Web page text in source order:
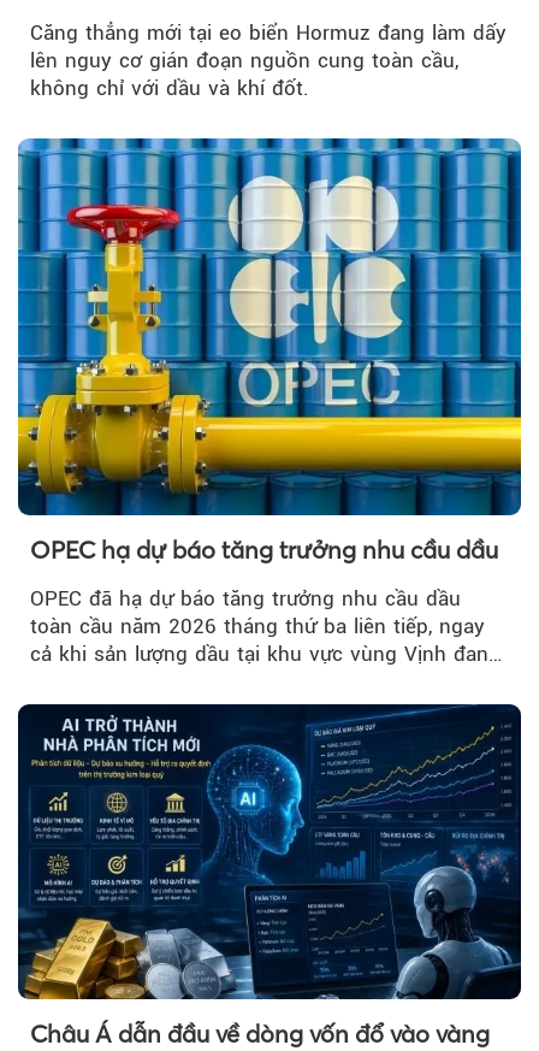
Căng thẳng mới tại eo biển Hormuz đang làm dấy
lên nguy cơ gián đoạn nguồn cung toàn cầu,
không chỉ với dầu và khí đốt.
OPEC hạ dự báo tăng trưởng nhu cầu dầu
OPEC đã hạ dự báo tăng trưởng nhu cầu dầu
toàn cầu năm 2026 tháng thứ ba liên tiếp, ngay
cả khi sản lượng dầu tại khu vực vùng Vịnh đang
Châu Á dẫn đầu về dòng vốn đổ vào vàng